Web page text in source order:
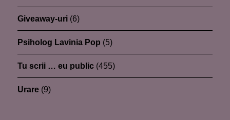
Giveaway-uri (6)
Psiholog Lavinia Pop (5)
Tu scrii … eu public (455)
Urare (9)